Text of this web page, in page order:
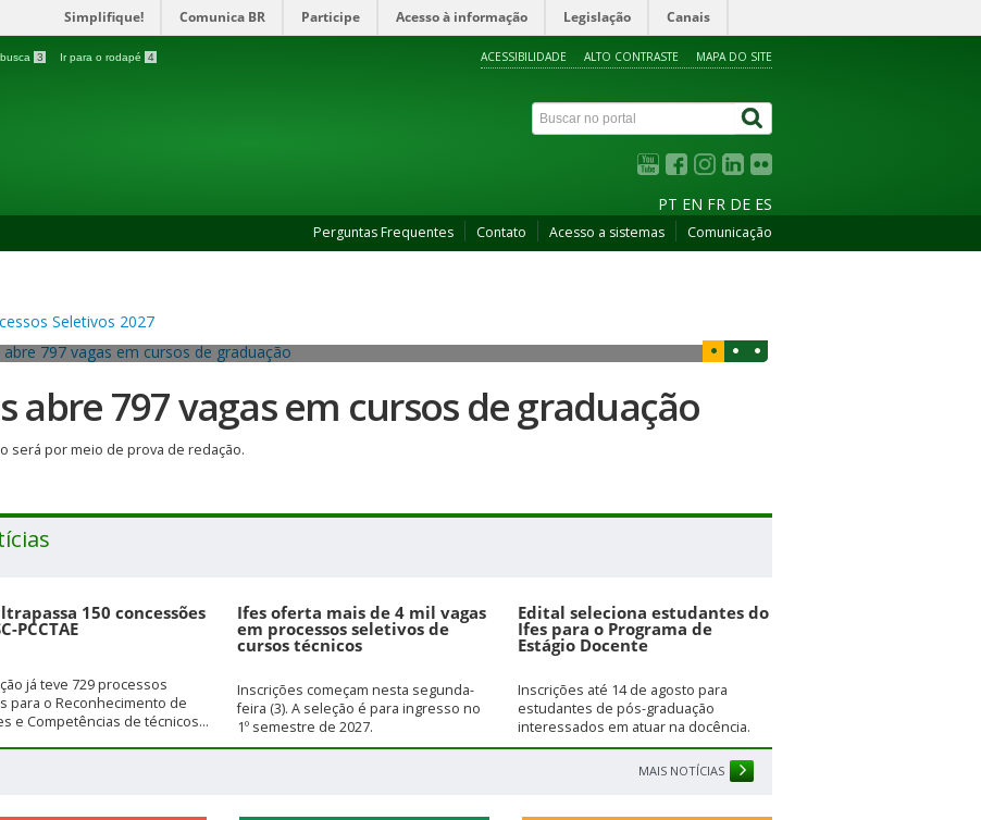
Simplifique! Comunica BR Participe Acesso à informação Legislação Canais
3 Ir para o rodapé 4 ACESSIBILIDADE ALTO CONTRASTE MAPA DO SITE
PT EN FR DE ES
Perguntas Frequentes Contato Acesso a sistemas Comunicação
abre 797 vagas em cursos de graduação
será por meio de prova de redação.
150 concessões
PCCTAE
já teve 729 processos
para o Reconhecimento de
e Competências de técnicos...
Ifes oferta mais de 4 mil vagas
em processos seletivos de
cursos técnicos
Inscrições começam nesta segunda-
feira (3). A seleção é para ingresso no
1º semestre de 2027.
Edital seleciona estudantes do
Ifes para o Programa de
Estágio Docente
Inscrições até 14 de agosto para
estudantes de pós-graduação
interessados em atuar na docência.
MAIS NOTÍCIAS